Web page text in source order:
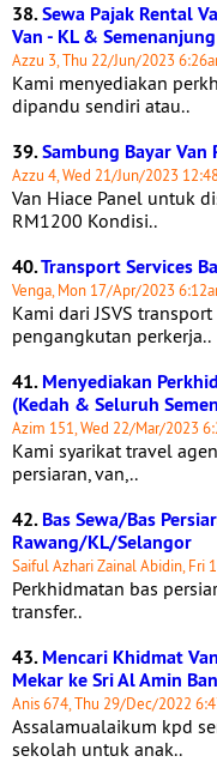
38.Sewa Pajak Rental
Van - KL & Semenanjung
Azzu 3, Thu 22/Jun/2023
Kami menyediakan
dipandu sendiri atau..
39.Sambung Bayar Van
Azzu 4, Wed 21/Jun/2023
Van Hiace Panel untuk
RM1200 Kondisi..
40.Transport Services
Venga, Mon 17/Apr/2023
Kami dari JSVS
pengangkutan perkerja..
41.Menyediakan
(Kedah & Seluruh
Azim 151, Wed 22/Mar/2023
Kami syarikat travel
persiaran, van,..
42.Bas Sewa/Bas
Rawang/KL/Selangor
Saiful Azhari Zainal Abidin, Fri
Perkhidmatan bas
transfer..
43.Mencari Khidmat
Mekar ke Sri Al Amin
Anis 674, Thu 29/Dec/2022
Assalamualaikum kpd
sekolah untuk anak..